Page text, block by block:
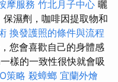
摩服務 竹北月子中心 曬
濕劑，咖啡因提取物和
換發護照的條件與流程
您會喜歡自己的身體感
樣的一致性很快就會吸
策略 殺蟑螂 宜蘭外燴